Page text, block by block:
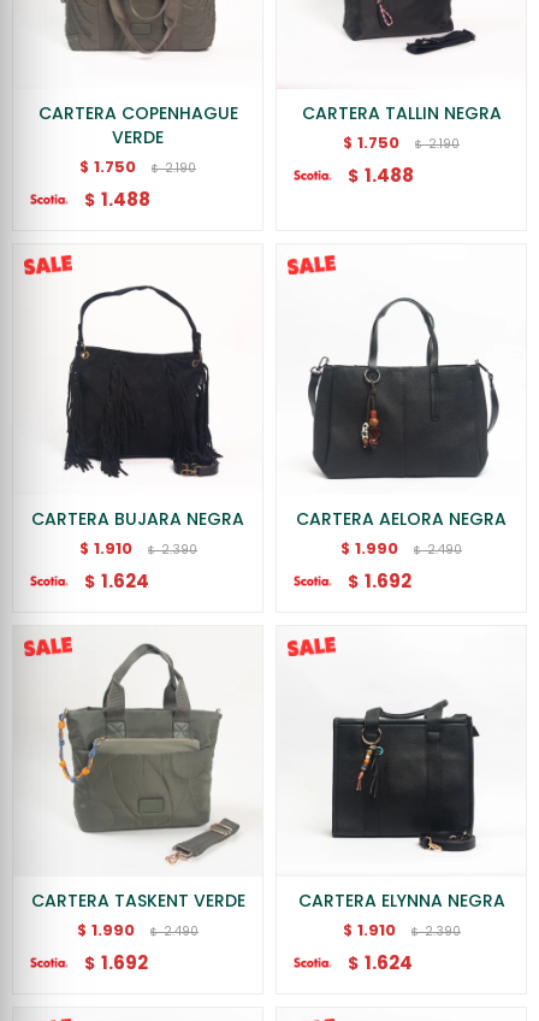
CARTERA COPENHAGUE
VERDE
$ 1.750 $ 2.190
$ 1.488
CARTERA TALLIN NEGRA
$ 1.750 $ 2.190
$ 1.488
CARTERA BUJARA NEGRA
$ 1.910 $ 2.390
$ 1.624
CARTERA AELORA NEGRA
$ 1.990 $ 2.490
$ 1.692
CARTERA TASKENT VERDE
$ 1.990 $ 2.490
$ 1.692
CARTERA ELYNNA NEGRA
$ 1.910 $ 2.390
$ 1.624